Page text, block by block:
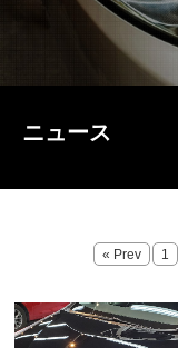
ニュース
« Prev 1